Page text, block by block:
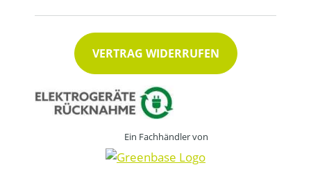
VERTRAG WIDERRUFEN
Ein Fachhändler von